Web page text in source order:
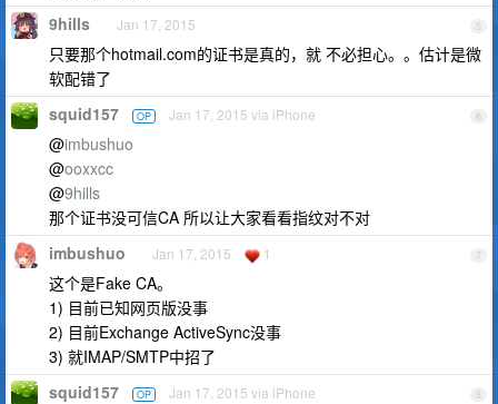
5
9hills Jan 17, 2015
只要那个hotmail.com的证书是真的，就 不必担心。。估计是微
软配错了
6
squid157 OP Jan 17, 2015 via iPhone
@imbushuo
@ooxxcc
@9hills
那个证书没可信CA 所以让大家看看指纹对不对
7
imbushuo Jan 17, 2015 1
这个是Fake CA。
1) 目前已知网页版没事
2) 目前Exchange ActiveSync没事
3) 就IMAP/SMTP中招了
8
squid157 OP Jan 17, 2015 via iPhone